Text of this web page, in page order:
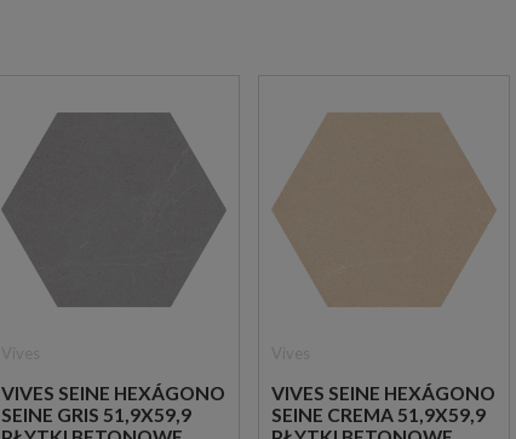
VIVES SEINE HEXÁGONO
SEINE GRIS 51,9X59,9
VIVES SEINE HEXÁGONO
SEINE CREMA 51,9X59,9